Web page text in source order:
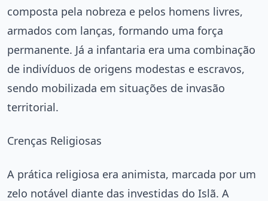
composta pela nobreza e pelos homens livres,
armados com lanças, formando uma força
permanente. Já a infantaria era uma combinação
de indivíduos de origens modestas e escravos,
sendo mobilizada em situações de invasão
territorial.
Crenças Religiosas
A prática religiosa era animista, marcada por um
zelo notável diante das investidas do Islã. A